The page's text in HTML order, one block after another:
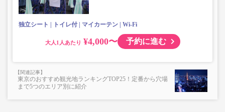
独立シート トイレ付 マイカーテン Wi-Fi
大人 ¥4,000〜 予約に進む
東京のおすすめ観光地ランキングTOP25！定番から穴場
まで5つのエリア別に紹介